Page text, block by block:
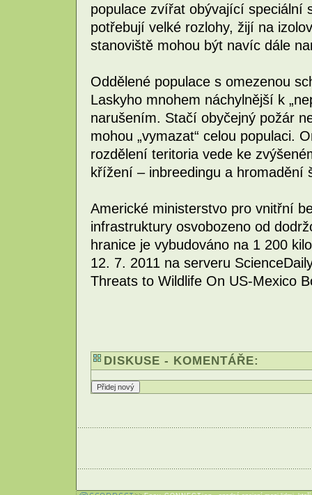
populace zvířat obývající speciální
potřebují velké rozlohy, žijí na
stanoviště mohou být navíc dále
Oddělené populace s omezenou
Laskyho mnohem náchylnější k
narušením. Stačí obyčejný požár
mohou „vymazat“ celou populaci.
rozdělení teritoria vede ke
křížení – inbreedingu a hromadění
Americké ministerstvo pro vnitřní
infrastruktury osvobozeno od
hranice je vybudováno na 1 200
12. 7. 2011 na serveru
Threats to Wildlife On US-Mexico
DISKUSE - KOMENTÁŘE: